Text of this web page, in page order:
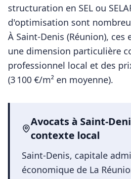
structuration en SEL ou
d'optimisation sont
À Saint-Denis (Réunion), ces
une dimension particulière
professionnel local et des
(3 100 €/m² en moyenne).
Avocatsà Saint-
contexte local
Saint-Denis, capitale
économique de La